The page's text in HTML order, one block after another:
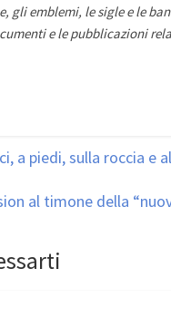
gli emblemi, le sigle e le
e le pubblicazioni
a piedi, sulla roccia e
al timone della